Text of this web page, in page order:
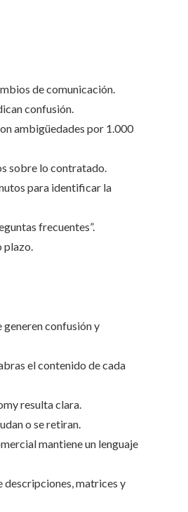
de comunicación.
confusión.
ambigüedades por 1.000
sobre lo contratado.
para identificar la
frecuentes”.
plazo.
confusión y
el contenido de cada
resulta clara.
o se retiran.
mantiene un lenguaje
matrices y